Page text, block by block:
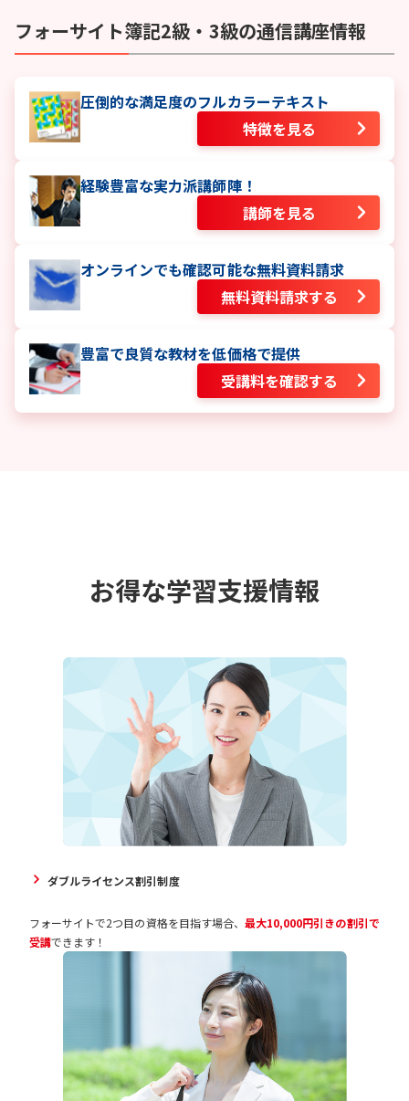
フォーサイト簿記2級・3級の通信講座情報
圧倒的な満足度のフルカラーテキスト
特徴を見る
経験豊富な実力派講師陣！
講師を見る
オンラインでも確認可能な無料資料請求
無料資料請求する
豊富で良質な教材を低価格で提供
受講料を確認する
お得な学習支援情報
ダブルライセンス割引制度
フォーサイトで2つ目の資格を目指す場合、 最大10,000円引きの割引で
受講できます！